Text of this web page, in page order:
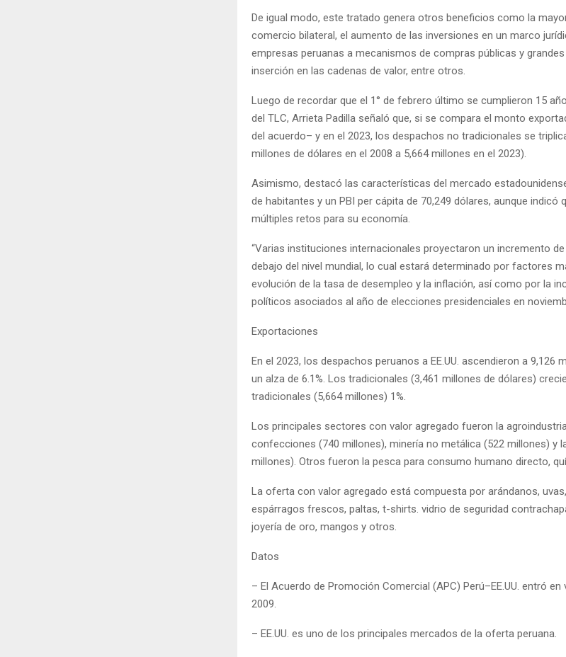
De igual modo, este tratado genera otros beneficios como la
comercio bilateral, el aumento de las inversiones en un marco
empresas peruanas a mecanismos de compras públicas y
inserción en las cadenas de valor, entre otros.
Luego de recordar que el 1° de febrero último se cumplieron 15
del TLC, Arrieta Padilla señaló que, si se compara el monto
del acuerdo– y en el 2023, los despachos no tradicionales se
millones de dólares en el 2008 a 5,664 millones en el 2023).
Asimismo, destacó las características del mercado
de habitantes y un PBI per cápita de 70,249 dólares, aunque indicó
múltiples retos para su economía.
“Varias instituciones internacionales proyectaron un incremento de
debajo del nivel mundial, lo cual estará determinado por factores
evolución de la tasa de desempleo y la inflación, así como por la
políticos asociados al año de elecciones presidenciales en
Exportaciones
En el 2023, los despachos peruanos a EE.UU. ascendieron a 9,126
un alza de 6.1%. Los tradicionales (3,461 millones de dólares)
tradicionales (5,664 millones) 1%.
Los principales sectores con valor agregado fueron la
confecciones (740 millones), minería no metálica (522 millones) y
millones). Otros fueron la pesca para consumo humano directo,
La oferta con valor agregado está compuesta por arándanos,
espárragos frescos, paltas, t-shirts. vidrio de seguridad
joyería de oro, mangos y otros.
Datos
– El Acuerdo de Promoción Comercial (APC) Perú–EE.UU. entró en
2009.
– EE.UU. es uno de los principales mercados de la oferta peruana.